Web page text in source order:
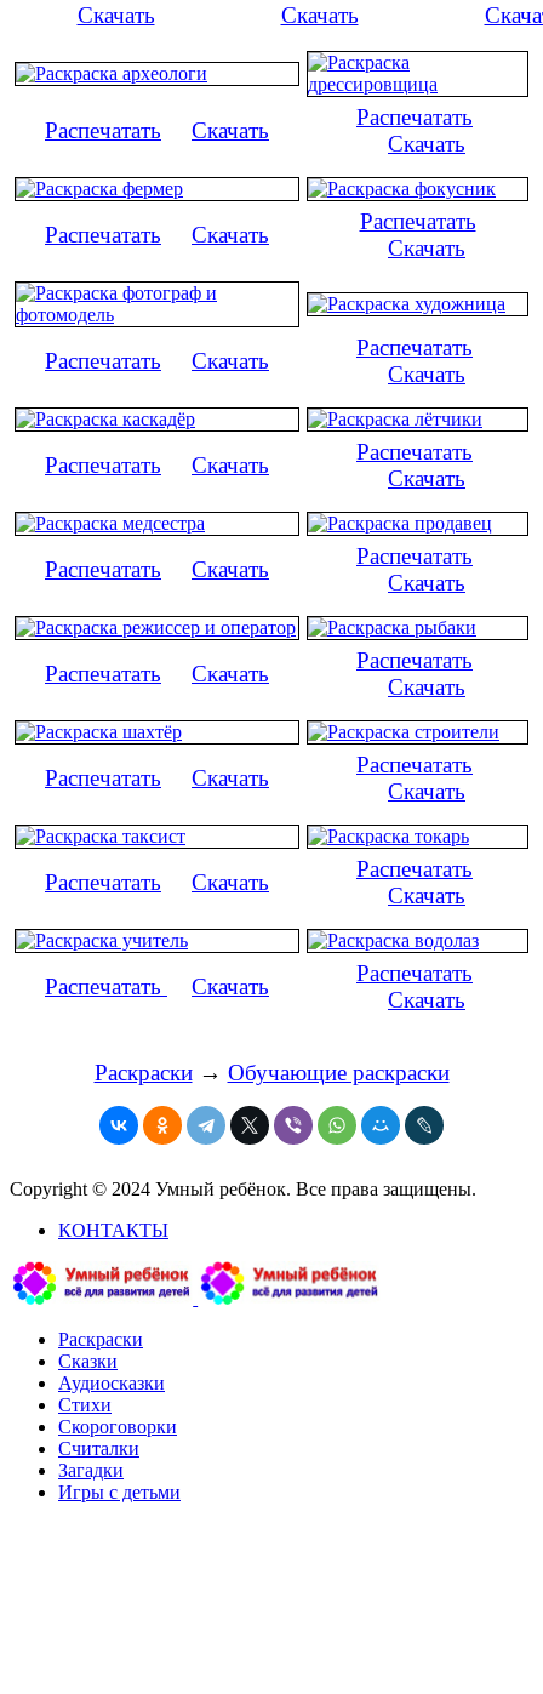
Скачать
Скачать
Распечатать Скачать
Распечатать
Скачать
Распечатать Скачать
Распечатать
Скачать
Распечатать Скачать
Распечатать
Скачать
Распечатать Скачать
Распечатать
Скачать
Распечатать Скачать
Распечатать
Скачать
Распечатать Скачать
Распечатать
Скачать
Распечатать Скачать
Распечатать
Скачать
Распечатать Скачать
Распечатать
Скачать
Распечатать Скачать
Распечатать
Скачать
Раскраски→ Обучающие раскраски
Copyright © 2024 Умный ребёнок. Все права защищены.
КОНТАКТЫ
Раскраски
Сказки
Аудиосказки
Стихи
Скороговорки
Считалки
Загадки
Игры с детьми